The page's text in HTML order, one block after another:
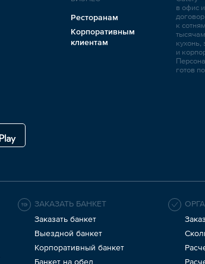
Ресторанам
Корпоративным
клиентам
в офис
к
и
готов
ЗАКАЗАТЬ БАНКЕТ
Заказать банкет
Выездной банкет
Корпоративный банкет
Банкет на обед